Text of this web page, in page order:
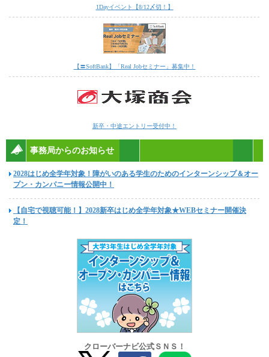
1Dayイベント【8/12〆切！】
【〓SoftBank】「Real Jobセミナー」募集中！
新卒・中途エントリー受付中！
事務局からのお知らせ
2028はじめ全学年対象！障がいのある学生のためのインターンシップ＆オー
プン・カンパニー情報公開中！
【自宅で視聴可能！】2028新卒はじめ全学年対象★WEBセミナー開催決
定！
クローバーナビ公式ＳＮＳ！